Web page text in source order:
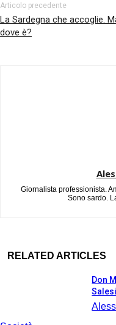
Articolo precedente
La Sardegna che accoglie.
dove è?
Giornalista professionista.
Sono sardo.
RELATED ARTICLES
Don